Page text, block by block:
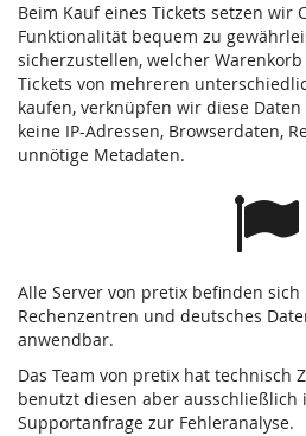
Beim Kauf eines Tickets setzen wir
Funktionalität bequem zu
sicherzustellen, welcher
Tickets von mehreren
kaufen, verknüpfen wir diese
keine IP-Adressen, Browserdaten,
unnötige Metadaten.
Alle Server von pretix befinden
Rechenzentren und deutsches
anwendbar.
Das Team von pretix hat technisch
benutzt diesen aber ausschließlich
Supportanfrage zur Fehleranalyse.